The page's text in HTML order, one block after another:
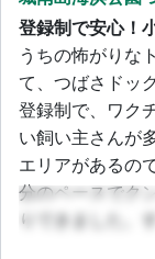
登録制で安心！
うちの怖がりな
て、つばさドッ
登録制で、ワク
い飼い主さんが
エリアがあるの
分のペースでク
りできました。
主も快適に過ご